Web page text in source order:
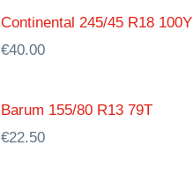
Continental 245/45 R18 100Y
€40.00
Barum 155/80 R13 79T
€22.50